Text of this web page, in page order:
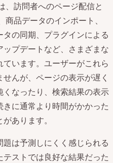
訪問者へのページ配信と
品データのインポート、
の同期、プラグインによる
プデートなど、さまざまな
います。ユーザーがこれら
んが、ページの表示が遅く
なったり、検索結果の表示
に通常より時間がかかった
あります。
は予測しにくく感じられる
ストでは良好な結果だった